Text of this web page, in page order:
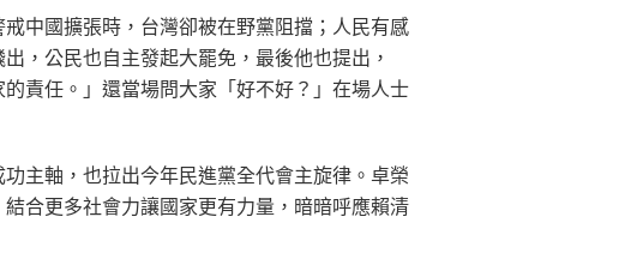
中國擴張時，台灣卻被在野黨阻擋；人民有感
，公民也自主發起大罷免，最後他也提出，
責任。」還當場問大家「好不好？」在場人士
主軸，也拉出今年民進黨全代會主旋律。卓榮
合更多社會力讓國家更有力量，暗暗呼應賴清